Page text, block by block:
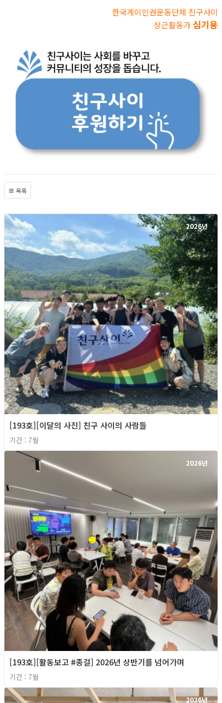
한국게이인권운동단체 친구사이
상근활동가 심기용
목록
2026년
[193호][이달의 사진] 친구 사이의 사람들
기간 : 7월
2026년
[193호][활동보고 #종걸] 2026년 상반기를 넘어가며
기간 : 7월
2026년